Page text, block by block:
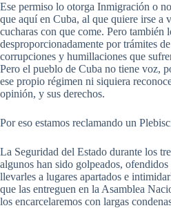
Ese permiso lo otorga Inmigración o
que aquí en Cuba, al que quiere irse a
cucharas con que come. Pero también
desproporcionadamente por trámites
corrupciones y humillaciones que
Pero el pueblo de Cuba no tiene voz,
ese propio régimen ni siquiera
opinión, y sus derechos.
Por eso estamos reclamando un
La Seguridad del Estado durante los
algunos han sido golpeados,
llevarles a lugares apartados e
que las entreguen en la Asamblea
los encarcelaremos con largas